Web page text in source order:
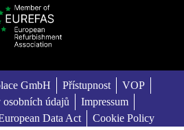
GmbH Přístupnost
VOP
osobních údajů
Impressum
Data Act Cookie Policy